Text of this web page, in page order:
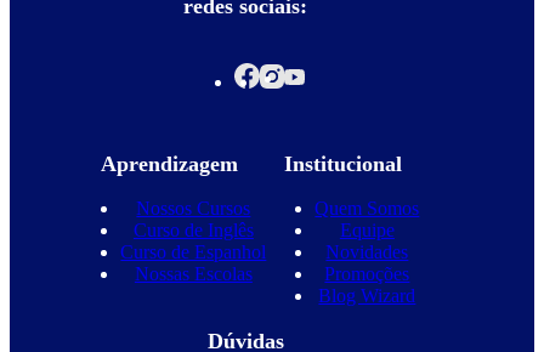
redes sociais:
Aprendizagem
Nossos Cursos
Curso de Inglês
Curso de Espanhol
Nossas Escolas
Institucional
Quem Somos
Equipe
Novidades
Promoções
Blog Wizard
Dúvidas